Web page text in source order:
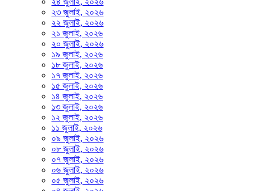
২৩ জুলাই, ২০২৬
২২ জুলাই, ২০২৬
২১ জুলাই, ২০২৬
২০ জুলাই, ২০২৬
১৯ জুলাই, ২০২৬
১৮ জুলাই, ২০২৬
১৭ জুলাই, ২০২৬
১৫ জুলাই, ২০২৬
১৪ জুলাই, ২০২৬
১৩ জুলাই, ২০২৬
১২ জুলাই, ২০২৬
১১ জুলাই, ২০২৬
০৯ জুলাই, ২০২৬
০৮ জুলাই, ২০২৬
০৭ জুলাই, ২০২৬
০৬ জুলাই, ২০২৬
০৫ জুলাই, ২০২৬